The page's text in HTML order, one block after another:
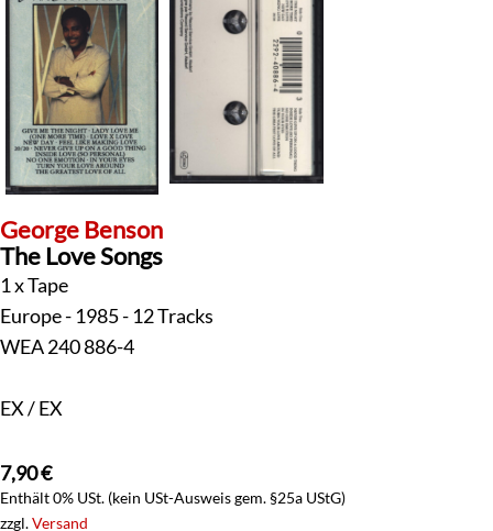
George Benson
The Love Songs
1 x Tape
Europe - 1985 - 12 Tracks
WEA 240 886-4
EX / EX
7,90€
Enthält 0% USt. (kein USt-Ausweis gem. §25a UStG)
zzgl.Versand